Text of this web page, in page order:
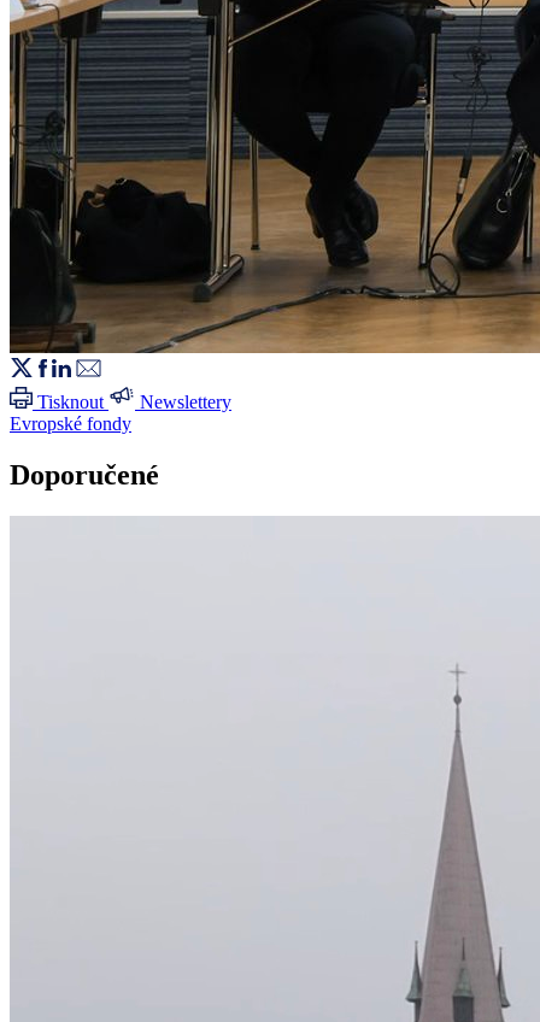
Tisknout
Newslettery
Evropské fondy
Doporučené